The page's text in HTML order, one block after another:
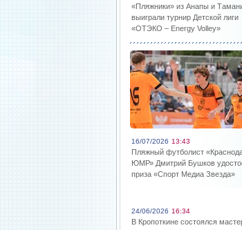
«Пляжники» из Анапы и
выиграли турнир Детской лиги
«ОТЭКО – Energy Volley»
16/07/2026 13:43
Пляжный футболист
ЮМР» Дмитрий Бушков
приза «Спорт Медиа Звезда»
24/06/2026 16:34
В Кропоткине состоялся